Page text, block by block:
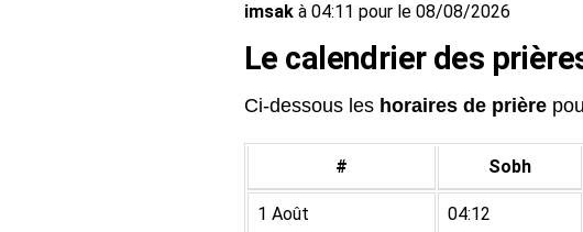
imsak à 04:11 pour le 08/08/2026
Le calendrier des
Ci-dessous les horaires de prière
# Sobh
1 Août 04:12